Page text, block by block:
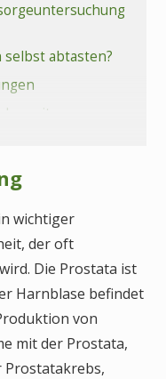
wichtiger
der oft
Die Prostata ist
Harnblase befindet
von
mit der Prostata,
selbst abtasten?
mit